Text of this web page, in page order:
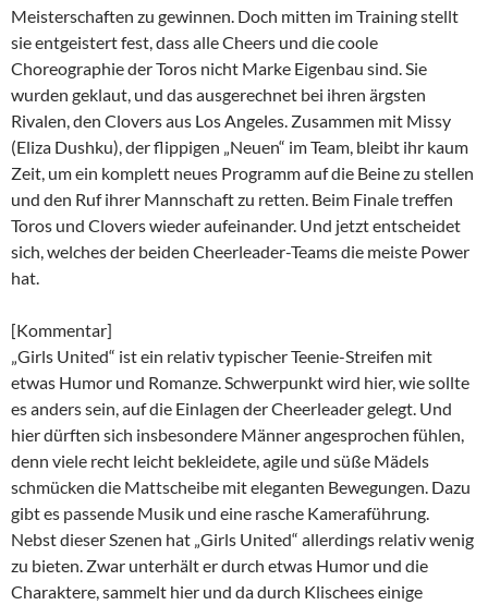
Meisterschaften zu gewinnen. Doch mitten im Training stellt
sie entgeistert fest, dass alle Cheers und die coole
Choreographie der Toros nicht Marke Eigenbau sind. Sie
wurden geklaut, und das ausgerechnet bei ihren ärgsten
Rivalen, den Clovers aus Los Angeles. Zusammen mit Missy
(Eliza Dushku), der flippigen „Neuen“ im Team, bleibt ihr kaum
Zeit, um ein komplett neues Programm auf die Beine zu stellen
und den Ruf ihrer Mannschaft zu retten. Beim Finale treffen
Toros und Clovers wieder aufeinander. Und jetzt entscheidet
sich, welches der beiden Cheerleader-Teams die meiste Power
hat.
[Kommentar]
„Girls United“ ist ein relativ typischer Teenie-Streifen mit
etwas Humor und Romanze. Schwerpunkt wird hier, wie sollte
es anders sein, auf die Einlagen der Cheerleader gelegt. Und
hier dürften sich insbesondere Männer angesprochen fühlen,
denn viele recht leicht bekleidete, agile und süße Mädels
schmücken die Mattscheibe mit eleganten Bewegungen. Dazu
gibt es passende Musik und eine rasche Kameraführung.
Nebst dieser Szenen hat „Girls United“ allerdings relativ wenig
zu bieten. Zwar unterhält er durch etwas Humor und die
Charaktere, sammelt hier und da durch Klischees einige